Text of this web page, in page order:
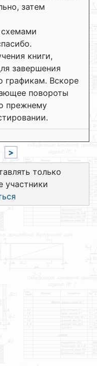
затем
схемами
книги,
завершения
графикам. Вскоре
повороты
прежнему
>
только
участники